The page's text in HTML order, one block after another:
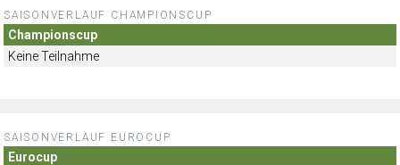
SAISONVERLAUF CHAMPIONSCUP
Championscup
Keine Teilnahme
SAISONVERLAUF EUROCUP
Eurocup